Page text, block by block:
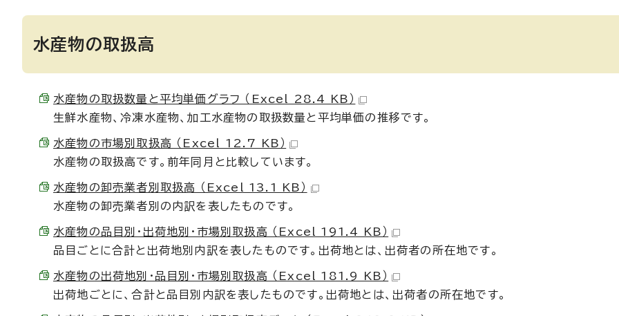
水産物の取扱高
水産物の取扱数量と平均単価グラフ （Excel 28.4 KB）
生鮮水産物、冷凍水産物、加工水産物の取扱数量と平均単価の推移です。
水産物の市場別取扱高 （Excel 12.7 KB）
水産物の取扱高です。前年同月と比較しています。
水産物の卸売業者別取扱高 （Excel 13.1 KB）
水産物の卸売業者別の内訳を表したものです。
水産物の品目別・出荷地別・市場別取扱高 （Excel 191.4 KB）
品目ごとに合計と出荷地別内訳を表したものです。出荷地とは、出荷者の所在地です。
水産物の出荷地別・品目別・市場別取扱高 （Excel 181.9 KB）
出荷地ごとに、合計と品目別内訳を表したものです。出荷地とは、出荷者の所在地です。